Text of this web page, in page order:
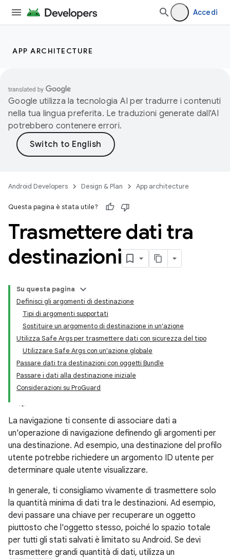
Accedi
APP ARCHITECTURE
Google utilizza la tecnologia AI per tradurre i contenuti
nella tua lingua preferita. Le traduzioni generate dall'AI
potrebbero contenere errori.
Android Developers Design & Plan App architecture
Questa pagina è stata utile?
Trasmettere dati tra
destinazioni
Su questa pagina
Definisci gli argomenti di destinazione
Tipi di argomenti supportati
Sostituire un argomento di destinazione in un'azione
Utilizza Safe Args per trasmettere dati con sicurezza del tipo
Utilizzare Safe Args con un'azione globale
Passare dati tra destinazioni con oggetti Bundle
Passare i dati alla destinazione iniziale
Considerazioni su ProGuard
La navigazione ti consente di associare dati a
un'operazione di navigazione definendo gli argomenti per
una destinazione. Ad esempio, una destinazione del profilo
utente potrebbe richiedere un argomento ID utente per
determinare quale utente visualizzare.
In generale, ti consigliamo vivamente di trasmettere solo
la quantità minima di dati tra le destinazioni. Ad esempio,
devi passare una chiave per recuperare un oggetto
piuttosto che l'oggetto stesso, poiché lo spazio totale
per tutti gli stati salvati è limitato su Android. Se devi
trasmettere grandi quantità di dati, utilizza un